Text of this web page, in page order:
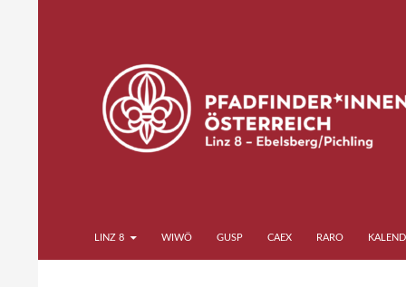
Pfadfinder*innen Linz 8
LINZ 8 WIWÖ GUSP CAEX RARO